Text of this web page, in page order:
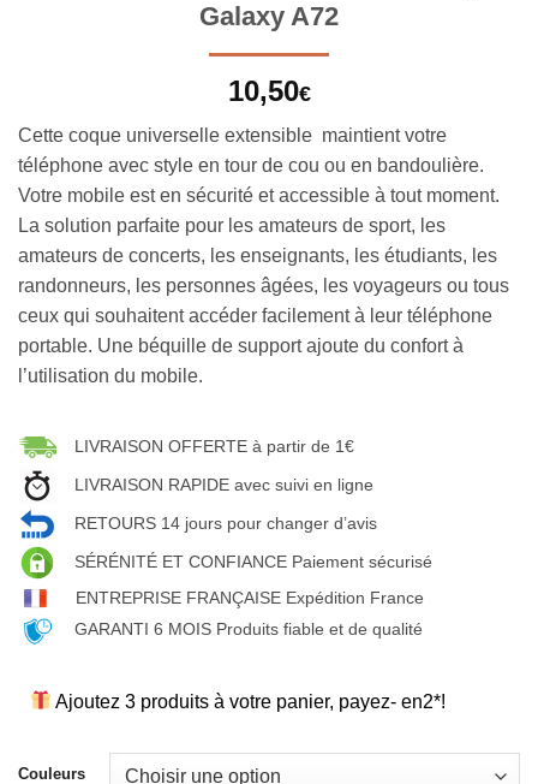
Galaxy A72
10,50€
Cette coque universelle extensible maintient votre
téléphone avec style en tour de cou ou en bandoulière.
Votre mobile est en sécurité et accessible à tout moment.
La solution parfaite pour les amateurs de sport, les
amateurs de concerts, les enseignants, les étudiants, les
randonneurs, les personnes âgées, les voyageurs ou tous
ceux qui souhaitent accéder facilement à leur téléphone
portable. Une béquille de support ajoute du confort à
l’utilisation du mobile.
LIVRAISON OFFERTE à partir de 1€
LIVRAISON RAPIDE avec suivi en ligne
RETOURS 14 jours pour changer d’avis
SÉRÉNITÉ ET CONFIANCE Paiement sécurisé
ENTREPRISE FRANÇAISE Expédition France
GARANTI 6 MOIS Produits fiable et de qualité
Ajoutez 3 produits à votre panier, payez- en2*!
Couleurs